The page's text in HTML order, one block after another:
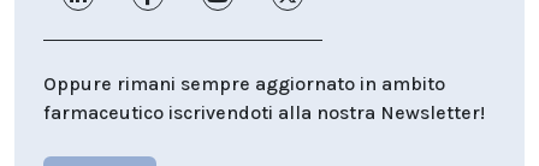
Oppure rimani sempre aggiornato in ambito
farmaceutico iscrivendoti alla nostra Newsletter!